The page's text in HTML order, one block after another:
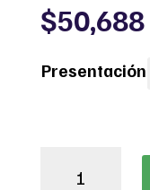
$50,688
Presentación
Oleoso